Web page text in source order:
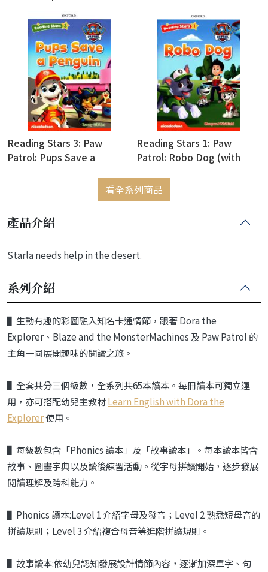
Resource Download)
Resource Download)
Reading Stars 3: Paw
Patrol: Pups Save a
for Resource Download)
Reading Stars 1: Paw
Patrol: Robo Dog (with
Download)
看全系列商品
產品介紹
Starla needs help in the desert.
系列介紹
▌ 生動有趣的彩圖融入知名卡通情節，跟著Dora the
Explorer、 Blaze and the MonsterMachines 及 Paw Patrol 的
主角一同展開趣味的閱讀之旅。
▌全套共分三個級數，全系列共65本讀本。每冊讀本可獨立運
用，亦可搭配幼兒主教材Learn English with Dora the
Explorer使用。
▌每級數包含「Phonics 讀本」及「故事讀本」。每本讀本皆含
故事、圖畫字典以及讀後練習活動。從字母拼讀開始，逐步發展
閱讀理解及跨科能力。
▌Phonics 讀本:Level 1 介紹字母及發音；Level 2 熟悉短母音的
拼讀規則；Level 3 介紹複合母音等進階拼讀規則。
▌故事讀本:依幼兒認知發展設計情節內容，逐漸加深單字、句